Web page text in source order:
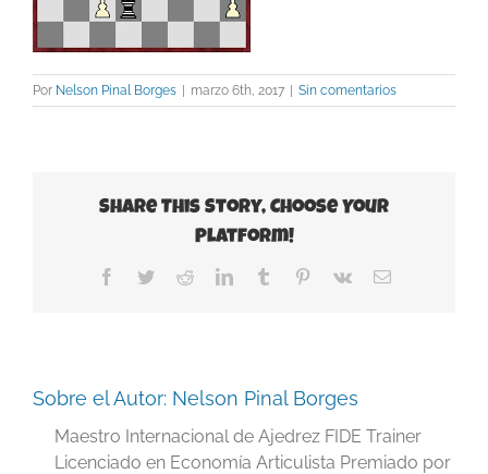
Por Nelson Pinal Borges | marzo 6th, 2017 | Sin comentarios
Share This Story, Choose Your
Platform!
Facebook
TwitterRedditLinkedInTumblr Pinterest
Vk
Correo
Sobre el Autor: Nelson Pinal Borges
Maestro Internacional de Ajedrez FIDE Trainer
Licenciado en Economía Articulista Premiado por